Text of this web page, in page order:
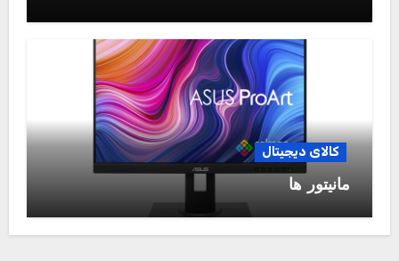
کالای دیجیتال
مانیتور ها